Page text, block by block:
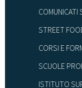
COMUNICATI
STREET
CORSI E
SCUOLE
ISTITUTO